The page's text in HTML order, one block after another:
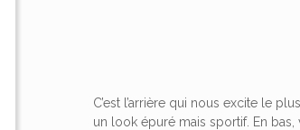
C’est l’arrière qui nous excite le
un look épuré mais sportif. En